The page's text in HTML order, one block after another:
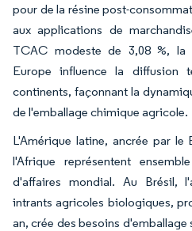
pour de la résine post-
aux applications de
TCAC modeste de 3,08 %, la
Europe influence la diffusion
continents, façonnant la
de l'emballage chimique agricole.
L'Amérique latine, ancrée par
l'Afrique représentent
d'affaires mondial. Au Brésil,
intrants agricoles biologiques,
an, crée des besoins